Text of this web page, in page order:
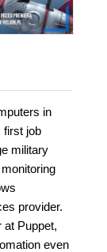
in
first job
military
provider.
at Puppet,
even